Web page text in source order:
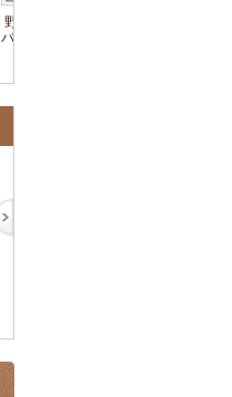
野菜たっぷり焼肉ビビン
バチャーハン～簡単3step